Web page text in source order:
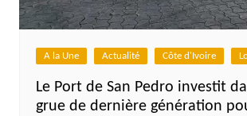
A la Une Actualité Côte d'Ivoire
Le Port de San Pedro investit
grue de dernière génération